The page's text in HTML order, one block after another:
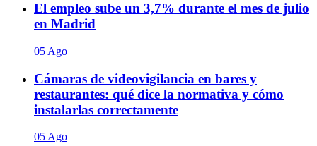
El empleo sube un 3,7% durante el mes de julio
en Madrid
05 Ago
Cámaras de videovigilancia en bares y
restaurantes: qué dice la normativa y cómo
instalarlas correctamente
05 Ago